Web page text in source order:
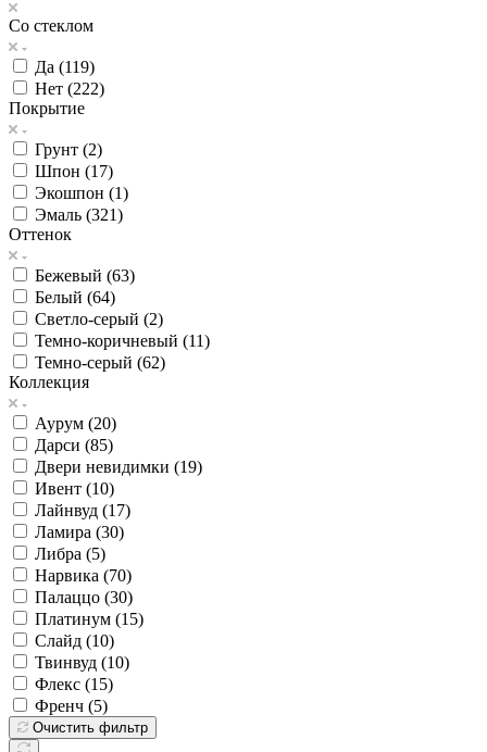
Со стеклом
Да (119)
Нет (222)
Покрытие
Грунт (2)
Шпон (17)
Экошпон (1)
Эмаль (321)
Оттенок
Бежевый (63)
Белый (64)
Светло-серый (2)
Темно-коричневый (11)
Темно-серый (62)
Коллекция
Аурум (20)
Дарси (85)
Двери невидимки (19)
Ивент (10)
Лайнвуд (17)
Ламира (30)
Либра (5)
Нарвика (70)
Палаццо (30)
Платинум (15)
Слайд (10)
Твинвуд (10)
Флекс (15)
Френч (5)
Очистить фильтр